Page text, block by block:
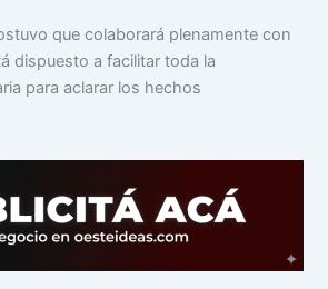
que colaborará plenamente con
dispuesto a facilitar toda la
para aclarar los hechos